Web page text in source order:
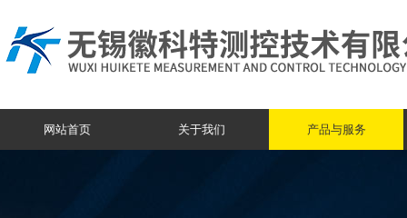
网站首页 关于我们 产品与服务